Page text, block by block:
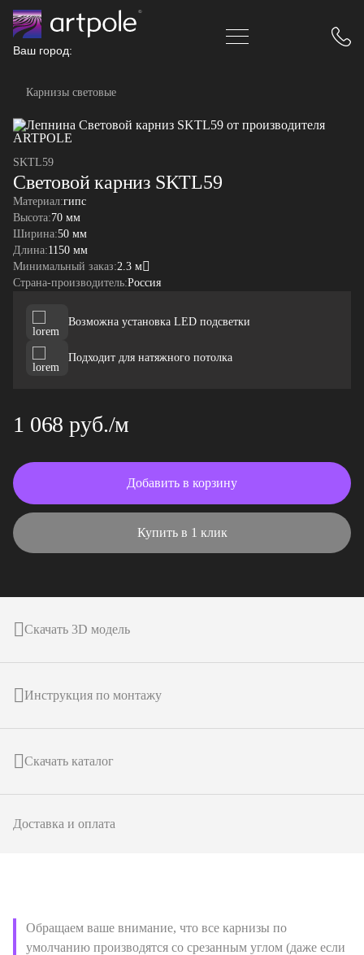
Ваш город:
Карнизы световые
SKTL59
Световой карниз SKTL59
Материал:гипс
Высота:70 мм
Ширина:50 мм
Длина:1150 мм
Минимальный заказ:2.3 м
Страна-производитель:Россия
Возможна установка LED подсветки
Подходит для натяжного потолка
1 068 руб./м
Добавить в корзину
Купить в 1 клик
Скачать 3D модель
Инструкция по монтажу
Скачать каталог
Доставка и оплата
Обращаем ваше внимание, что все карнизы по
умолчанию производятся со срезанным углом (даже если